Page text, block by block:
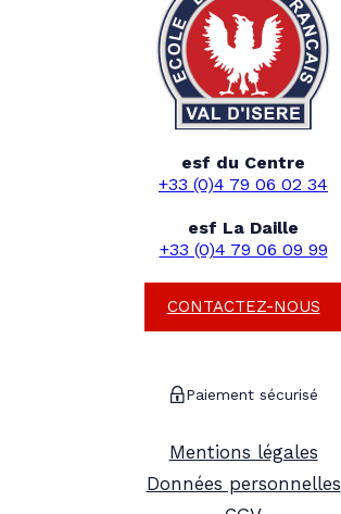
esf du Centre
+33 (0)4 79 06 02 34
esf La Daille
+33 (0)4 79 06 09 99
CONTACTEZ-NOUS
Paiement sécurisé
Mentions légales
Données personnelles